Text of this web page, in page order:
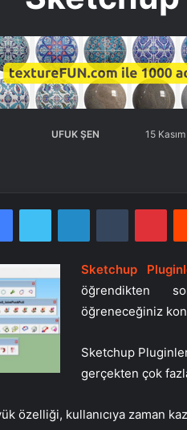
UFUK ŞEN
Twitter'da
15
Facebook Twitter LinkedIn Tumblr Pinterest
Sketchup
öğrendikten
öğreneceğiniz
Sketchup
gerçekten çok
özelliği, kullanıcıya zaman